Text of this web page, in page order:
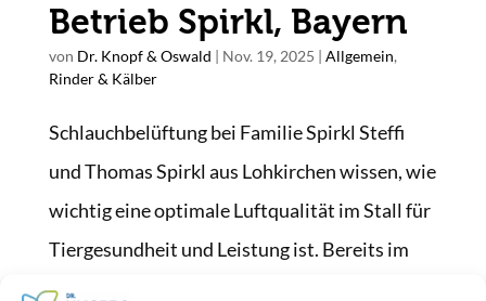
Betrieb Spirkl, Bayern
von Dr. Knopf & Oswald | Nov. 19, 2025 | Allgemein,
Rinder & Kälber
Schlauchbelüftung bei Familie Spirkl Steffi
und Thomas Spirkl aus Lohkirchen wissen, wie
wichtig eine optimale Luftqualität im Stall für
Tiergesundheit und Leistung ist. Bereits im
alten Milchviehstall sorgt eine CAT3000®